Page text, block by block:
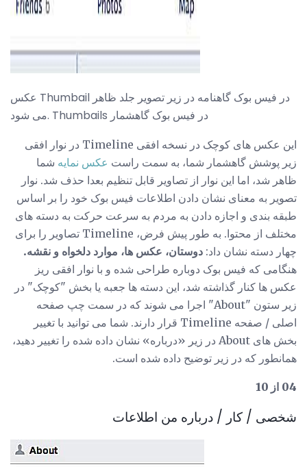
عکس Thumbail در فیس بوک گاهنامه در زیر تصویر جلد ظاهر
می شود. Thumbails در فیس بوک گاهشمار
این عکس های کوچک در نسخه افقی Timeline در نوار افقی
زیر پوشش گاهشمار شما، به سمت راست عکس نمایه شما
ظاهر شد، اما این نوار از تصاویر قابل تنظیم بعدا حذف شد. نوار
تصویر به معنای نشان دادن اطلاعات فیس بوک خود را بر اساس
طبقه بندی و اجازه دادن به مردم به سرعت حرکت به دسته های
مختلف از محتوا. به طور پیش فرض، Timeline تصاویر را برای
چهار دسته نشان داد: دوستان، عکس ها، موارد دلخواه و نقشه.
هنگامی که فیس بوک دوباره طراحی شده و با نوار افقی ریز
عکس ها کنار گذاشته شد، این دسته ها جعبه یا بخش "کوچک" در
زیر ستون "About" اجرا می شوند که در سمت چپ صفحه
اصلی / صفحه Timeline قرار دارند. شما می توانید با تغییر
بخش های About در زیر «درباره» نشان داده شده را تغییر دهید،
همانطور که در زیر توضیح داده شده است.
04 از 10
شخصی / کار / درباره من اطلاعات